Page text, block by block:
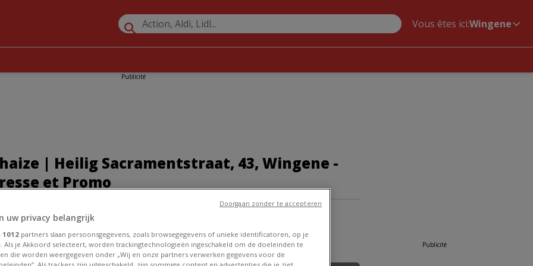
Vous êtes ici:Wingene
Publicité
| Heilig Sacramentstraat, 43, Wingene -
et Promo
Delhaize à Wingene »
43
à Wingene Publicité
uw privacy belangrijk
1012 partners slaan persoonsgegevens, zoals browsegegevens of unieke identificatoren, op je
Als je Akkoord selecteert, worden trackingtechnologieën ingeschakeld om de doeleinden te
die worden weergegeven onder „Wij en onze partners verwerken gegevens voor de
Doorgaan zonder te accepteren